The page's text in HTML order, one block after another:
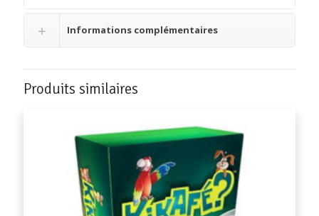
Informations complémentaires
Produits similaires